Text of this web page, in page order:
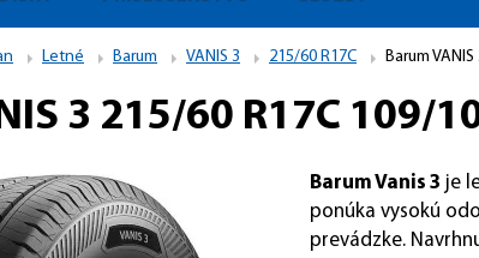
Letné Barum VANIS 3 215/60 R17C Barum
3 215/60 R17C 109/
Barum Vanis 3 je
ponúka vysokú
prevádzke.